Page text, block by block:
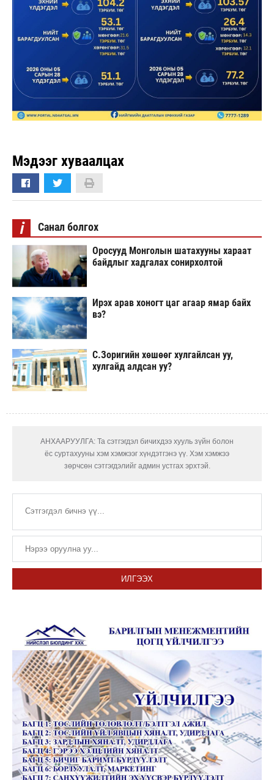
Мэдээг хуваалцах
i Санал болгох
Оросууд Монголын шатахууны хараат
байдлыг хадгалах сонирхолтой
Ирэх арав хоногт цаг агаар ямар байх
вэ?
С.Зоригийн хөшөөг хулгайлсан уу,
хулгайд алдсан уу?
АНХААРУУЛГА: Та сэтгэгдэл бичихдээ хууль зүйн болон
ёс суртахууны хэм хэмжээг хүндэтгэнэ үү. Хэм хэмжээ
зөрчсөн сэтгэгдэлийг админ устгах эрхтэй.
ИЛГЭЭХ